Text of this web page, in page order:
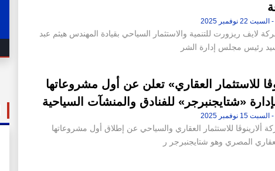
لايف ريزورت للتنمية والاستثمار السياحي بقيادة المهندس هيثم عبد
رئيس مجلس إدارة الشر
للاستثمار العقاري» تعلن عن أول مشروعاتها
«شتايجنبرجر» للفنادق والمنشآت السياحية
ألارينوڨا للاستثمار العقاري والسياحي عن إطلاق أول مشروعاتها
المصري وهو شتايجنبرجر ر
«ملاذ